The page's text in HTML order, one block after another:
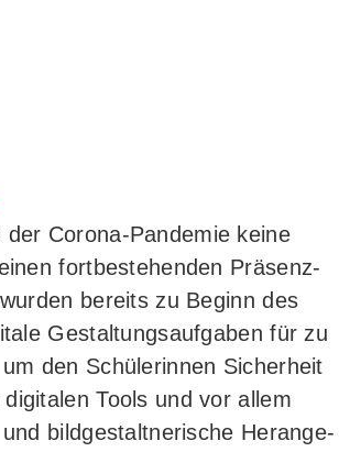
der Coro­na-Pan­de­mie kei­ne
fort­be­stehen­den Prä­senz­
bereits zu Beginn des
Gestal­tungs­auf­ga­ben für zu
den Schü­le­rin­nen Sicher­heit
Tools und vor allem
bild­ge­stalt­ne­ri­sche Her­an­ge­